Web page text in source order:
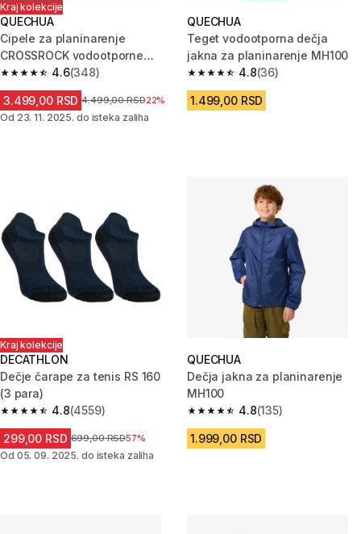
Kraj kolekcije
QUECHUA
Cipele za planinarenje
CROSSROCK vodootporne
dečje - svetloplave
4.6
4.6 od 5 zvezdica from 348 Recenzije
(348)
3.499,00 RSD Cena pre sniženja
4.499,00 RSD22%
Od 23. 11. 2025. do isteka zaliha
QUECHUA
Teget vodootporna dečja
jakna za planinarenje MH100
4.8
4.8 od 5 zvezdica from 36
(36)
1.499,00 RSD
Kraj kolekcije
DECATHLON
Dečje čarape za tenis RS 160
(3 para)
4.8
4.8 od 5 zvezdica from 4559 Recenzije
(4559)
299,00 RSD Cena pre sniženja
699,00 RSD57%
Od 05. 09. 2025. do isteka zaliha
QUECHUA
Dečja jakna za planinarenje
MH100
4.8
4.8 od 5 zvezdica from 135
(135)
1.999,00 RSD